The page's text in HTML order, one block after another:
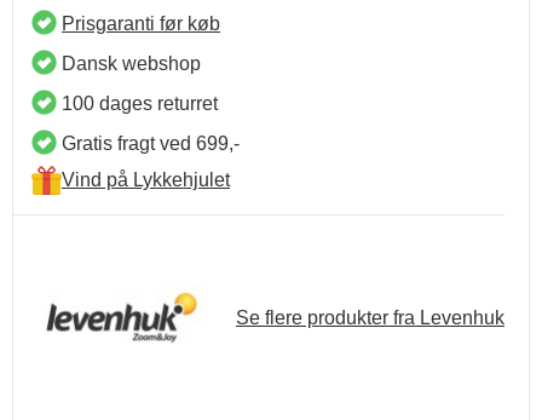
Prisgaranti før køb
Dansk webshop
100 dages returret
Gratis fragt ved 699,-
Vind på Lykkehjulet
Se flere produkter fra Levenhuk